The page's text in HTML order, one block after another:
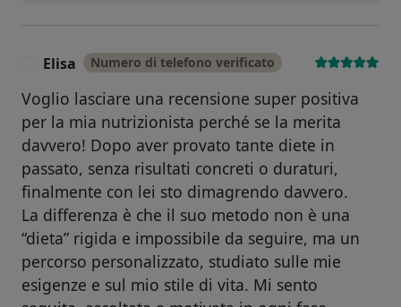
Elisa Numero di telefono verificato
Voglio lasciare una recensione super positiva
per la mia nutrizionista perché se la merita
davvero! Dopo aver provato tante diete in
passato, senza risultati concreti o duraturi,
finalmente con lei sto dimagrendo davvero.
La differenza è che il suo metodo non è una
“dieta” rigida e impossibile da seguire, ma un
percorso personalizzato, studiato sulle mie
esigenze e sul mio stile di vita. Mi sento